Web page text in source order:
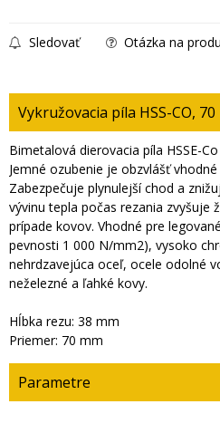
Sledovať Otázka na
Vykružovacia píla HSS-CO, 70
Bimetalová dierovacia píla HSSE-
Jemné ozubenie je obzvlášť
Zabezpečuje plynulejší chod a
vývinu tepla počas rezania
prípade kovov. Vhodné pre
pevnosti 1 000 N/mm2), vysoko
nehrdzavejúca oceľ, ocele odolné
neželezné a ľahké kovy.
Hĺbka rezu: 38 mm
Priemer: 70 mm
Parametre